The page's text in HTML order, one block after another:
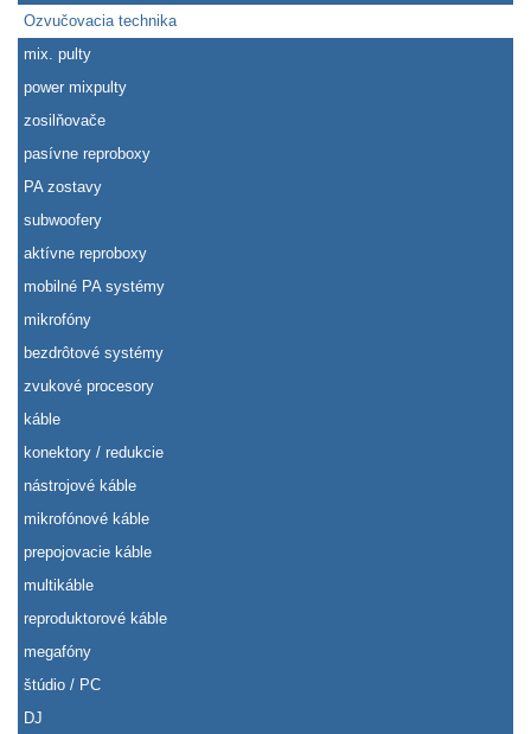
Ozvučovacia technika
mix. pulty
power mixpulty
zosilňovače
pasívne reproboxy
PA zostavy
subwoofery
aktívne reproboxy
mobilné PA systémy
mikrofóny
bezdrôtové systémy
zvukové procesory
káble
konektory / redukcie
nástrojové káble
mikrofónové káble
prepojovacie káble
multikáble
reproduktorové káble
megafóny
štúdio / PC
DJ